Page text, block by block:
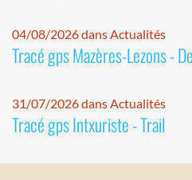
04/08/2026 dans Actualités
Tracé gps Mazères-Lezons -
31/07/2026 dans Actualités
Tracé gps Intxuriste - Trail